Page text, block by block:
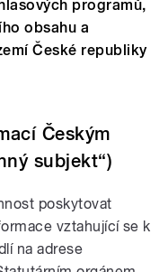
programů,
obsahu a
České republiky
Českým
subjekt“)
poskytovat
vztahující se k
na adrese